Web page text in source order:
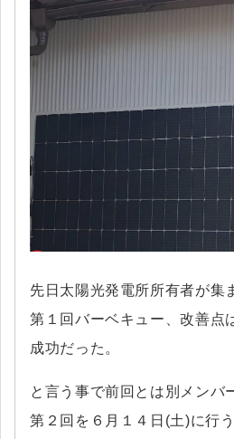
先日太陽光発電所所有者が集
第１回バーベキュー、改善点
成功だった。
と言う事で前回とは別メンバ
第２回を６月１４日(土)に行う